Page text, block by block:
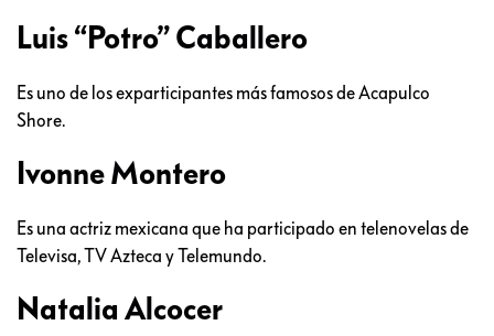
Luis “Potro” Caballero
Es uno de los exparticipantes más famosos de Acapulco
Shore.
Ivonne Montero
Es una actriz mexicana que ha participado en telenovelas de
Televisa, TV Azteca y Telemundo.
Natalia Alcocer